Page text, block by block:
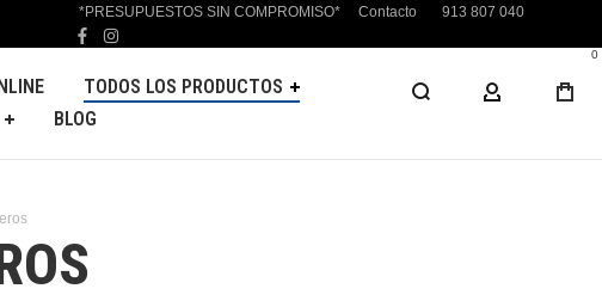
*PRESUPUESTOS SIN COMPROMISO* Contacto 913 807 040
facebook
instagram
TODOS LOS PRODUCTOS
BLOG
MI CUENTA
0